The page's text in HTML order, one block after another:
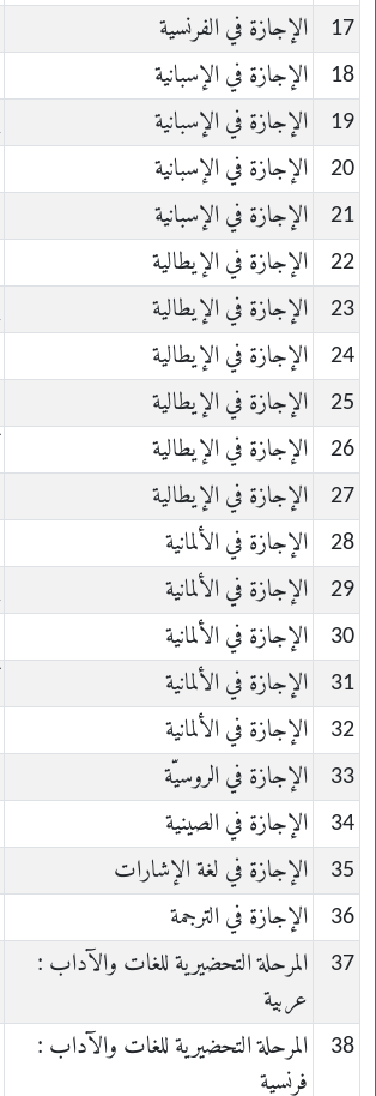
17
الإجازة في الفرنسية
18
الإجازة في الإسبانية
19
الإجازة في الإسبانية
20
الإجازة في الإسبانية
21
الإجازة في الإسبانية
22
الإجازة في الإيطالية
23
الإجازة في الإيطالية
24
الإجازة في الإيطالية
25
الإجازة في الإيطالية
26
الإجازة في الإيطالية
27
الإجازة في الإيطالية
28
الإجازة في الألمانية
29
الإجازة في الألمانية
30
الإجازة في الألمانية
31
الإجازة في الألمانية
32
الإجازة في الألمانية
33
الإجازة في الروسيّة
34
الإجازة في الصينية
35
الإجازة في لغة الإشارات
36
الإجازة في الترجمة
37
المرحلة التحضيرية للغات والآداب :
عربية
38
المرحلة التحضيرية للغات والآداب :
فرنسية